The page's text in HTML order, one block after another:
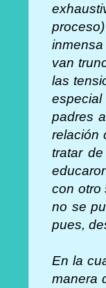
van
las
especial
padres
relación
tratar
con otro
no se
pues,
En la
manera